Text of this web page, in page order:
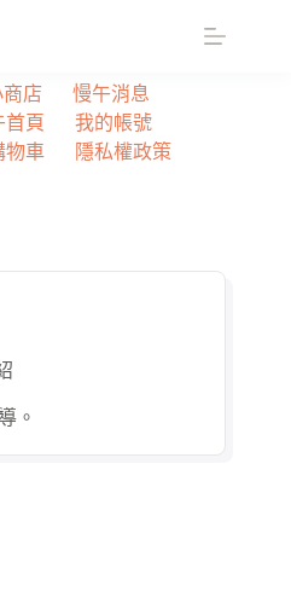
店
慢午消息
首頁
我的帳號
物車 隱私權政策
。